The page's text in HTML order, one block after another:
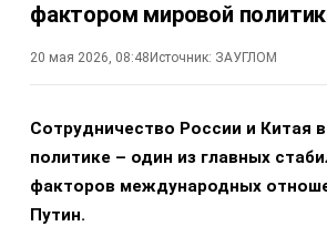
фактором мировой
20 мая 2026, 08:48 Источник: ЗАУГЛОМ
Сотрудничество России и Китая
политике – один из главных
факторов международных
Путин.